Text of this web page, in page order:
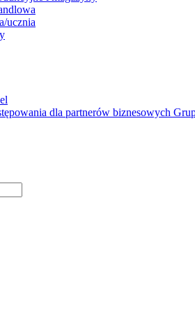
ucznia
dla partnerów biznesowych